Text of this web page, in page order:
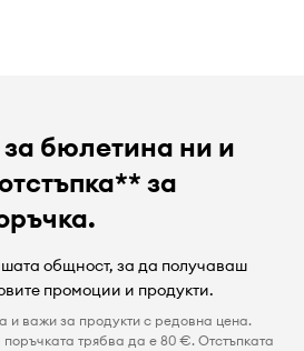
бюлетина ни и
за
общност, за да получаваш
промоции и продукти.
и важи за продукти с редовна цена.
трябва да е 80 €. Отстъпката